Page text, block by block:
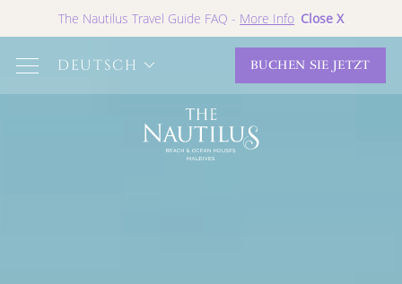
The Nautilus Travel Guide FAQ - More Info Close X
DEUTSCH BUCHEN SIE JETZT